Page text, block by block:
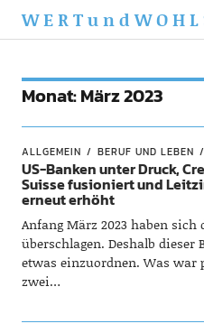
Monat:März 2023
ALLGEMEIN BERUF UND LEBEN
US-Banken unter Druck,
Suisse fusioniert und
erneut erhöht
Anfang März 2023 haben
überschlagen. Deshalb dieser
etwas einzuordnen. Was war
zwei…